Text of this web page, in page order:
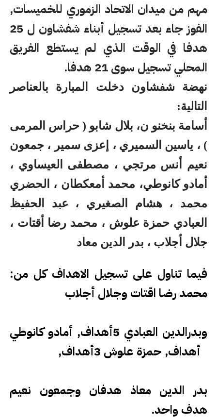
مهم من ميدان الاتحاد الزموري للخميسات,
الفوز جاء بعد تسجيل أبناء شفشاون ل 25
هدفا في الوقت الذي لم يستطع الفريق
المحلي تسجيل سوى 21 هدفا.
نهضة شفشاون دخلت المبارة بالعناصر
التالية:
أسامة بنخنو ن، بلال شابو ( حراس المرمى
) ، ياسين السميري ، إعزى سمير ، جمعون
نعيم أنس مرتجي ، مصطفى العيساوي ،
أمادو كانوطي، محمد أمعكطان ، الحضري
محمد ، هشام الصغيري ، عبد الحفيظ
العبادي حمزة علوش ، محمد رضا أقتات ،
جلال أجلاب ، بدر الدين معاد
فيما تناول على تسجيل الاهداف كل من:
محمد رضا اقتات وجلال أجلاب
وبدرالدين العبادي 5أهداف, أمادو كانوطي
بدر الدين معاذ هدفان وجمعون نعيم
هدف واحد.